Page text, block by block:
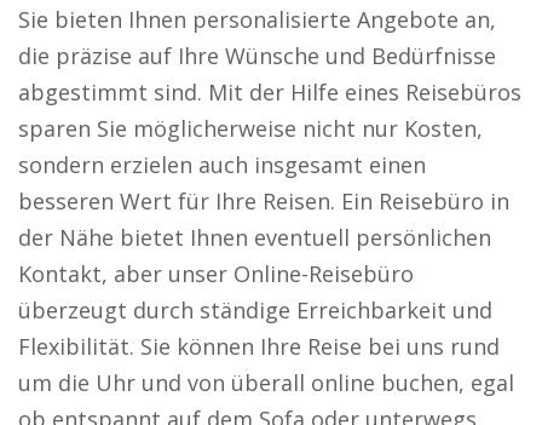
Sie bieten Ihnen personalisierte Angebote an,
die präzise auf Ihre Wünsche und Bedürfnisse
abgestimmt sind. Mit der Hilfe eines Reisebüros
sparen Sie möglicherweise nicht nur Kosten,
sondern erzielen auch insgesamt einen
besseren Wert für Ihre Reisen. Ein Reisebüro in
der Nähe bietet Ihnen eventuell persönlichen
Kontakt, aber unser Online-Reisebüro
überzeugt durch ständige Erreichbarkeit und
Flexibilität. Sie können Ihre Reise bei uns rund
um die Uhr und von überall online buchen, egal
ob entspannt auf dem Sofa oder unterwegs,